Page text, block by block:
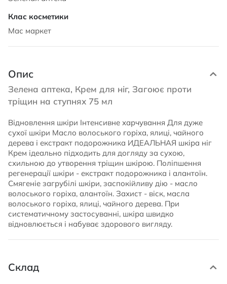
Мас маркет
Опис
Зелена аптека, Крем для ніг, Загоює проти
тріщин на ступнях 75 мл
Відновлення шкіри Інтенсивне харчування Для дуже
сухої шкіри Масло волоського горіха, ялиці, чайного
дерева і екстракт подорожника ИДЕАЛЬНАЯ шкіра ніг
Крем ідеально підходить для догляду за сухою,
схильною до утворення тріщин шкірою. Поліпшення
регенерації шкіри - екстракт подорожника і алантоїн.
Смягеніе загрубілі шкіри, заспокійливу дію - масло
волоського горіха, алантоїн. Захист - віск, масла
волоського горіха, ялиці, чайного дерева. При
систематичному застосуванні, шкіра швидко
відновлюється і набуває здорового вигляду.
Склад